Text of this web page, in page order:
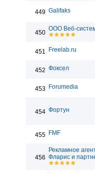
449 Galifaks
450
ООО Веб-
451 Freelab.ru
452 Фоксел
453 Forumedia
454 Фортун
455 FMF
456
Рекламное
Фларис и